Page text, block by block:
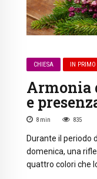
CHIESA IN
Armonia
e
8 min 835
Durante il periodo
domenica, una
quattro colori che